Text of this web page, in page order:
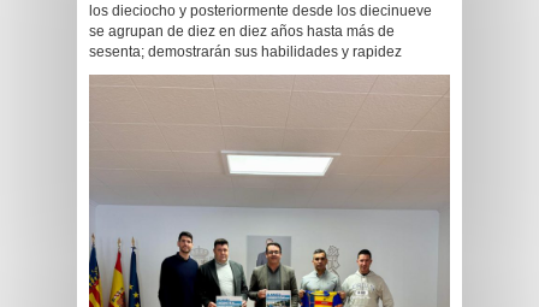
los dieciocho y posteriormente desde los diecinueve
se agrupan de diez en diez años hasta más de
sesenta; demostrarán sus habilidades y rapidez